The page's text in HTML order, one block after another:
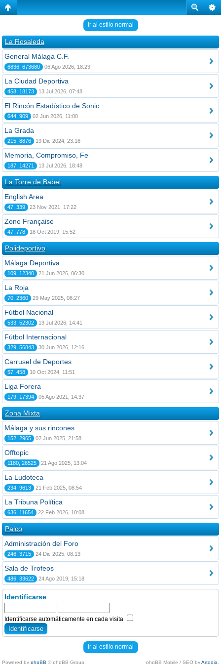
Ir al estilo normal
La Rosaleda
General Málaga C.F.
6836, 673680 06 Ago 2026, 18:23
La Ciudad Deportiva
458, 18173 13 Jul 2026, 07:48
El Rincón Estadístico de Sonic
644, 909 02 Jun 2026, 11:00
La Grada
215, 8876 19 Dic 2024, 23:16
Memoria, Compromiso, Fe
187, 14271 13 Jul 2026, 18:48
La Torre de Babel
English Area
47, 339 23 Nov 2021, 17:22
Zone Française
47, 778 18 Oct 2019, 15:52
Polideportivo
Málaga Deportiva
109, 12340 21 Jun 2026, 06:30
La Roja
70, 2360 29 May 2025, 08:27
Fútbol Nacional
533, 52302 19 Jul 2026, 14:41
Fútbol Internacional
329, 56843 30 Jun 2026, 12:16
Carrusel de Deportes
57, 458 10 Oct 2024, 11:51
Liga Forera
179, 17394 05 Ago 2021, 14:37
Zona Mixta
Málaga y sus rincones
152, 2965 02 Jun 2025, 21:58
Offtopic
1180, 26525 21 Ago 2025, 13:04
La Ludoteca
234, 9613 21 Feb 2025, 08:54
La Tribuna Política
636, 11654 22 Feb 2026, 10:08
Palco
Administración del Foro
246, 3715 24 Dic 2025, 08:13
Sala de Trofeos
486, 33622 24 Ago 2019, 15:18
Identificarse
Identificarse automáticamente en cada visita
Ir al estilo normal
Powered by phpBB © phpBB Group. phpBB Mobile / SEO byArtodia